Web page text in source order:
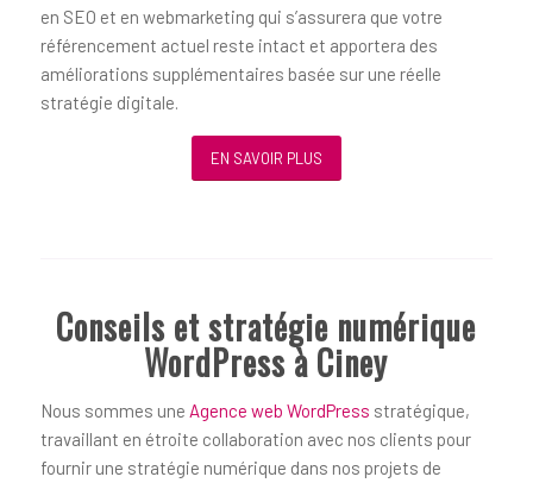
en SEO et en webmarketing qui s’assurera que votre
référencement actuel reste intact et apportera des
améliorations supplémentaires basée sur une réelle
stratégie digitale.
EN SAVOIR PLUS
Conseils et stratégie numérique
WordPress à Ciney
Nous sommes une Agence web WordPress stratégique,
travaillant en étroite collaboration avec nos clients pour
fournir une stratégie numérique dans nos projets de